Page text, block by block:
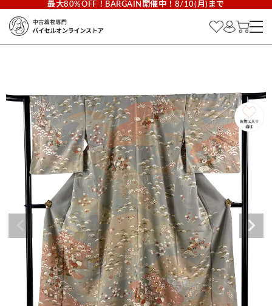
最大80%OFF！BARGAIN開催中！8/10(月)まで